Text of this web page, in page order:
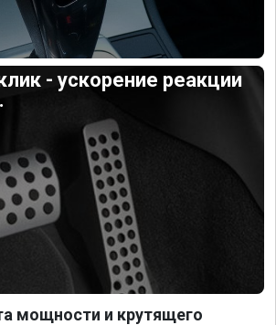
- ускорение реакции
мощности и крутящего